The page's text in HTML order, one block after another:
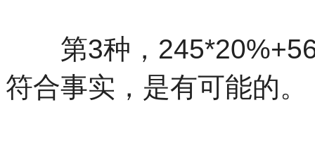
第3种，
符合事实，是有可能的。